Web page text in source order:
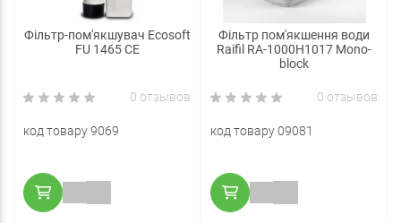
Фільтр-пом'якшувач Ecosoft
FU 1465 CE
0 отзывов
код товару 9069
Фільтр пом'якшення води
Raifil RA-1000H1017 Mono-
block
0 отзывов
код товару 09081